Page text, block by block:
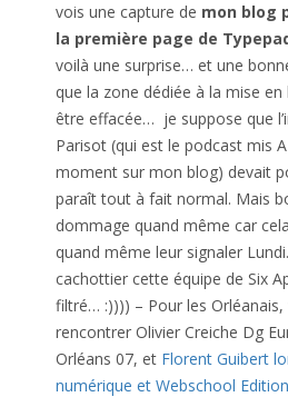
vois une capture de mon blog
la première page de
voilà une surprise… et une
que la zone dédiée à la mise
être effacée… je suppose que
Parisot (qui est le podcast mis
moment sur mon blog) devait
paraît tout à fait normal. Mais
dommage quand même car
quand même leur signaler
cachottier cette équipe de Six
filtré… :)))) – Pour les
rencontrer Olivier Creiche Dg
Orléans 07, et Florent Guibert
numérique et Webschool